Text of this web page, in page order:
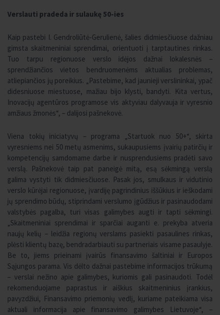
Verslauti pradeda ir sulaukę 50-ies
Kaip pastebi I. Gendroliūtė-Gerulienė, šalies didmiesčiuose dažniau
gimsta skaitmeniniai sprendimai, orientuoti į tarptautines rinkas.
Tuo tarpu regionuose verslo idėjos dažnai lokalesnės –
sprendžiančios vietos bendruomenėms aktualias problemas,
atliepiančios jų poreikius. „Pastebime, kad jaunieji verslininkai, ypač
didesniuose miestuose, mažiau bijo klysti, bandyti. Kita vertus,
Inovacijų agentūros programose vis aktyviau dalyvauja ir vyresnio
amžiaus žmonės“, – dalijosi pašnekovė.
Viena tokių iniciatyvų – programa „Startuok nuo 50+“, skirta
vyresniems nei 50 metų asmenims, sukaupusiems įvairių patirčių ir
kompetencijų samdomame darbe ir nusprendusiems pradėti savo
verslą. Pašnekovė taip pat paneigė mitą, esą sėkmingą verslą
galima vystyti tik didmiesčiuose. Pasak jos, smulkaus ir vidutinio
verslo kūrėjai regionuose, įvardiję pagrindinius iššūkius ir ieškodami
jų sprendimo būdų, stiprindami verslumo įgūdžius ir pasinaudodami
valstybės pagalba, turi visas galimybes augti ir tapti sėkmingi.
„Skaitmeniniai sprendimai ir sparčiai auganti e. prekyba atveria
naujų kelių – leidžia regionų verslams pasiekti pasaulines rinkas,
plėsti klientų bazę, bendradarbiauti su partneriais visame pasaulyje.
Be to, jiems prieinami įvairūs finansavimo šaltiniai ir Europos
Sąjungos parama. Vis dėlto dažnai pastebime informacijos trūkumą
– verslai nežino apie galimybes, kuriomis gali pasinaudoti. Todėl
rekomenduojame paprastus ir aiškius skaitmeninius įrankius,
pavyzdžiui, Finansavimo priemonių vedlį, kuriame pateikiama visa
aktuali informacija apie finansavimo galimybes Lietuvoje“, –